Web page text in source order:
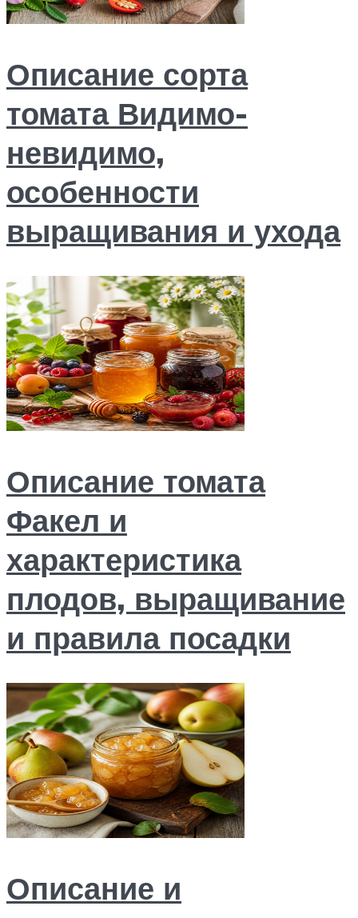
Описание сорта
томата Видимо-
невидимо,
особенности
выращивания и ухода
Описание томата
Факел и
характеристика
плодов, выращивание
и правила посадки
Описание и